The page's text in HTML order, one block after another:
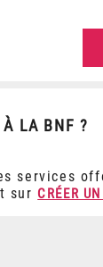
À LA BNF ?
services
sur CRÉER